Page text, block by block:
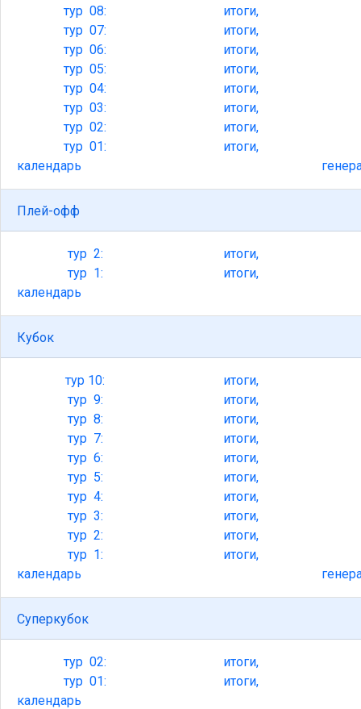
тур 08:
итоги,
тур 07:
итоги,
тур 06:
итоги,
тур 05:
итоги,
тур 04:
итоги,
тур 03:
итоги,
тур 02:
итоги,
тур 01:
итоги,
календарь
Плей-офф
тур2:
итоги,
тур1:
итоги,
календарь
Кубок
тур 10:
итоги,
тур9:
итоги,
тур8:
итоги,
тур7:
итоги,
тур6:
итоги,
тур5:
итоги,
тур4:
итоги,
тур3:
итоги,
тур2:
итоги,
тур1:
итоги,
календарь
Суперкубок
тур 02:
итоги,
тур 01:
итоги,
календарь